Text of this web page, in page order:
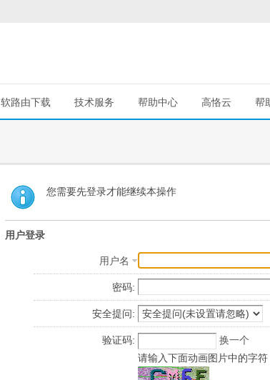
软路由下载 技术服务 帮助中心 高恪云 帮
您需要先登录才能继续本操作
用户登录
用户名
密码:
安全提问:
验证码:
换一个
请输入下面动画图片中的字符